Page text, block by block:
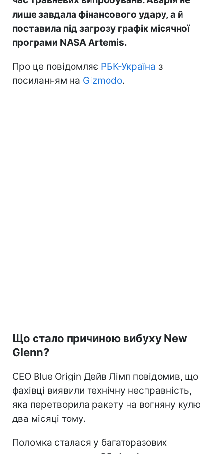
лише завдала фінансового удару, а й
поставила під загрозу графік місячної
програми NASA Artemis.
Про це повідомляє РБК-Україна з
посиланням на Gizmodo.
Що стало причиною вибуху New
Glenn?
CEO Blue Origin Дейв Лімп повідомив, що
фахівці виявили технічну несправність,
яка перетворила ракету на вогняну кулю
два місяці тому.
Поломка сталася у багаторазових